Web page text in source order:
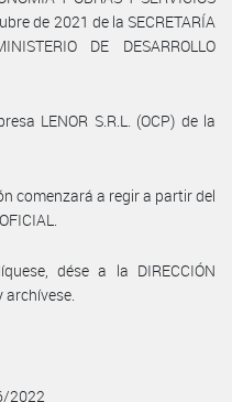
de 2021 de la SECRETARÍA
DE DESARROLLO
LENOR S.R.L. (OCP) de la
comenzará a regir a partir del
dése a la DIRECCIÓN
archívese.
2022